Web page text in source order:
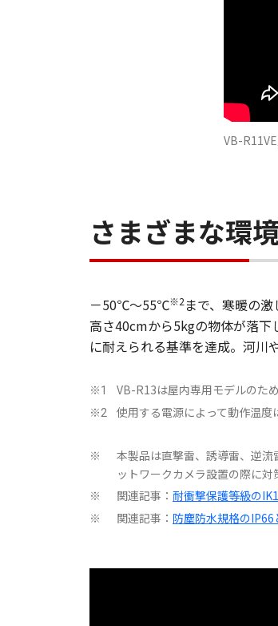
VB-
さまざまな環
－50℃～55℃※2 まで、寒暖の
高さ40cmから5kgの物体が落下
に耐えられる基準を達成。河川
※1 VB-R13は屋内専用モデルのた
※2 使用する電源によって動作温度
※
本製品は直撃雷、誘導雷、逆
ットワークカメラ設置の際に対
※ 関連記事： 耐衝撃保護等級の
※ 関連記事： 防塵防水規格のIP66